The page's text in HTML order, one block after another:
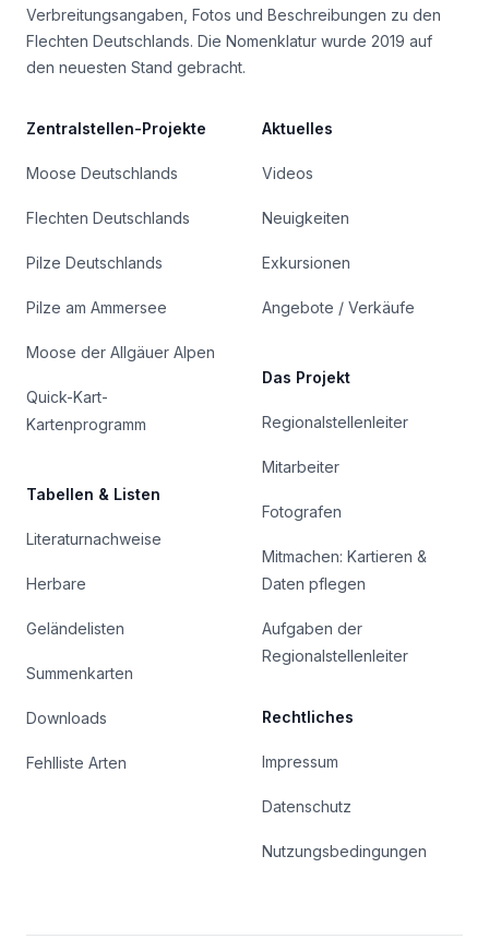
Verbreitungsangaben, Fotos und Beschreibungen zu den
Flechten Deutschlands. Die Nomenklatur wurde 2019 auf
den neuesten Stand gebracht.
Zentralstellen-Projekte
Moose Deutschlands
Flechten Deutschlands
Pilze Deutschlands
Pilze am Ammersee
Moose der Allgäuer Alpen
Quick-Kart-
Kartenprogramm
Tabellen & Listen
Literaturnachweise
Herbare
Geländelisten
Summenkarten
Downloads
Fehlliste Arten
Aktuelles
Videos
Neuigkeiten
Exkursionen
Angebote / Verkäufe
Das Projekt
Regionalstellenleiter
Mitarbeiter
Fotografen
Mitmachen: Kartieren &
Daten pflegen
Aufgaben der
Regionalstellenleiter
Rechtliches
Impressum
Datenschutz
Nutzungsbedingungen